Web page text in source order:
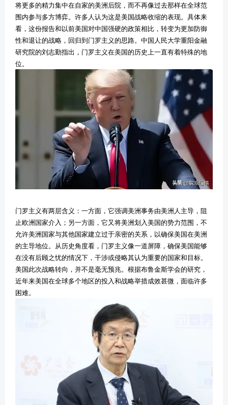
将更多的精力集中在自家的美洲后院，而不再像过去那样在全球范
围内参与多方博弈。许多人认为这是美国战略收缩的表现。具体来
看，这份报告和以前美国对中国强硬的政策相比，转变为更加防御
性和退让的战略，回归到门罗主义的思路。中国人民大学重阳金融
研究院的刘志勤指出，门罗主义在美国的历史上一直有着特殊的地
位。
门罗主义有两层含义：一方面，它强调美洲事务由美洲人主导，阻
止欧洲国家介入；另一方面，它又将美洲划入美国的势力范围，不
允许美洲国家与其他国家建立过于亲密的关系，以确保美国在美洲
的主导地位。从历史角度看，门罗主义像一道屏障，确保美国能够
在没有后顾之忧的情况下，干涉或侵略其认为重要的国家和目标。
美国此次战略转向，并不是毫无预兆。根据布鲁金斯学会的研究，
近年来美国在全球多个地区的投入和战略举措成效甚微，面临许多
困难。